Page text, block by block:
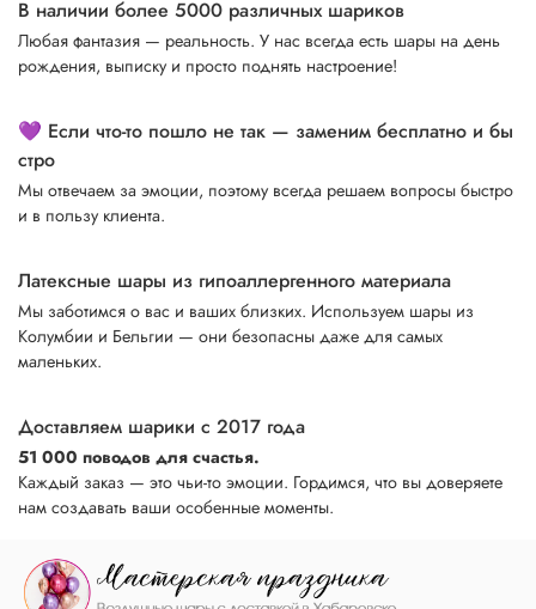
В наличии более 5000 различных шариков
Любая фантазия — реальность. У нас всегда есть шары на день
рождения, выписку и просто поднять настроение!
💜 Если что-то пошло не так — заменим бесплатно и бы
стро
Мы отвечаем за эмоции, поэтому всегда решаем вопросы быстро
и в пользу клиента.
Латексные шары из гипоаллергенного материала
Мы заботимся о вас и ваших близких. Используем шары из
Колумбии и Бельгии — они безопасны даже для самых
маленьких.
Доставляем шарики с 2017 года
51 000 поводов для счастья.
Каждый заказ — это чьи-то эмоции. Гордимся, что вы доверяете
нам создавать ваши особенные моменты.